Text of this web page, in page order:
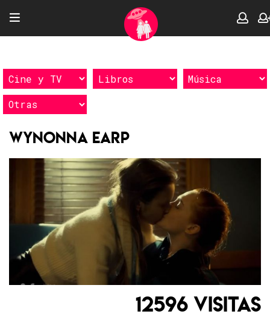
Wynonna Earp
12596 VISITAS